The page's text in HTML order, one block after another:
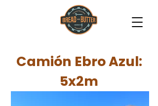
Camión Ebro Azul:
5x2m